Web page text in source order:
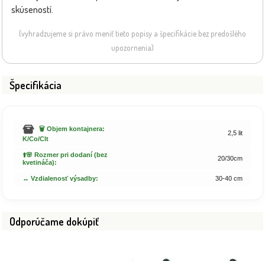
skúseností.
(vyhradzujeme si právo meniť tieto popisy a špecifikácie bez predošlého
upozornenia)
Špecifikácia
🗑️ Objem kontajnera:
K/Co/Clt
2,5 lit
⬆️🌸 Rozmer pri dodaní (bez
kvetináča):
20/30cm
↔️ Vzdialenosť výsadby: 30-40 cm
Odporúčame dokúpiť